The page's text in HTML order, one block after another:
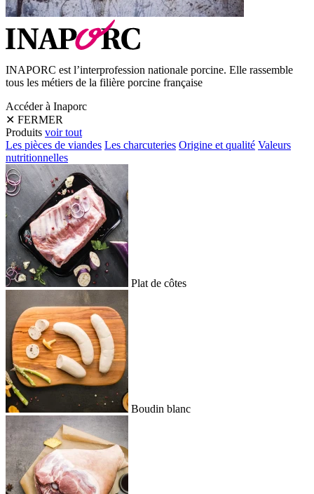
INAPORC est l’interprofession nationale porcine. Elle rassemble
tous les métiers de la filière porcine française
Accéder à Inaporc
✕ FERMER
Produits voir tout
Les pièces de viandes Les charcuteries Origine et qualité Valeurs
nutritionnelles
Plat de côtes
Boudin blanc